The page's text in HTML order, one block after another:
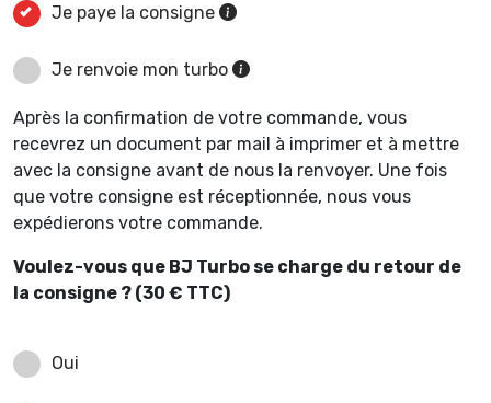
Je paye la consigne
Je renvoie mon turbo
Après la confirmation de votre commande, vous
recevrez un document par mail à imprimer et à mettre
avec la consigne avant de nous la renvoyer. Une fois
que votre consigne est réceptionnée, nous vous
expédierons votre commande.
Voulez-vous que BJ Turbo se charge du retour de
la consigne ? (30 € TTC)
Oui